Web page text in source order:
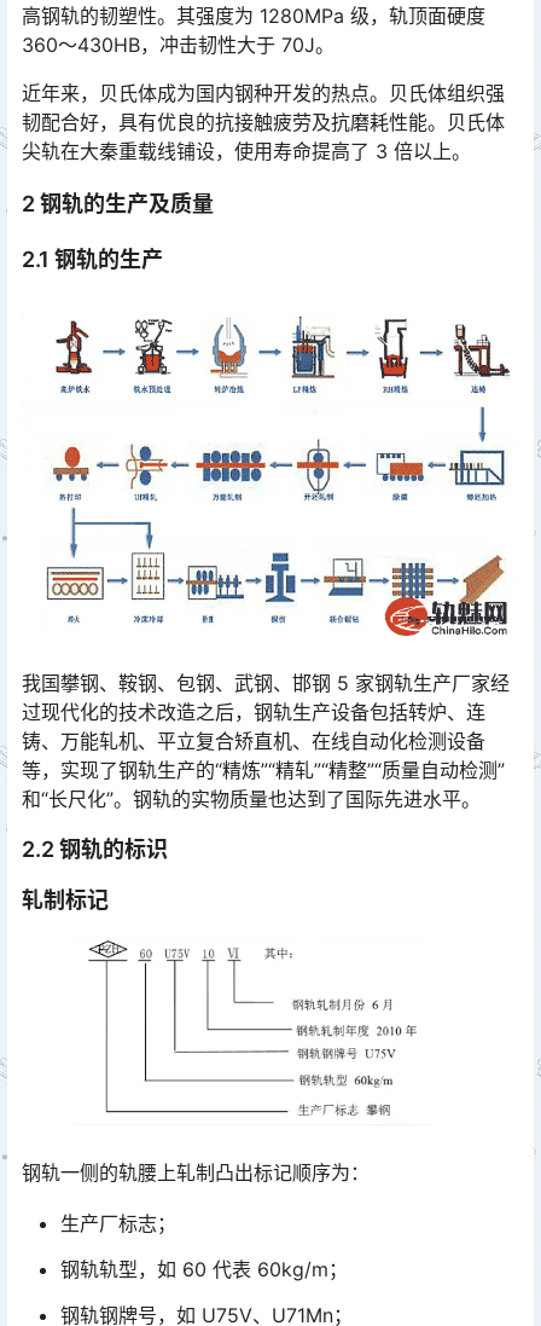
高钢轨的韧塑性。其强度为 1280MPa 级，轨顶面硬度
360～430HB，冲击韧性大于 70J。
近年来，贝氏体成为国内钢种开发的热点。贝氏体组织强
韧配合好，具有优良的抗接触疲劳及抗磨耗性能。贝氏体
尖轨在大秦重载线铺设，使用寿命提高了 3 倍以上。
2 钢轨的生产及质量
2.1 钢轨的生产
我国攀钢、鞍钢、包钢、武钢、邯钢 5 家钢轨生产厂家经
过现代化的技术改造之后，钢轨生产设备包括转炉、连
铸、万能轧机、平立复合矫直机、在线自动化检测设备
等，实现了钢轨生产的“精炼”“精轧”“精整”“质量自动检测”
和“长尺化”。钢轨的实物质量也达到了国际先进水平。󠅅󠅃󠄵󠅂󠄪󠇖󠆨󠆨󠇕󠆞󠆒󠅬󠇘󠆭󠆘󠇙󠆝󠅵󠇗󠆭󠆁󠄐󠇗󠅹󠅸󠇖󠆍󠅳󠇖󠅹󠅰󠇖󠆌󠅹
2.2 钢轨的标识
轧制标记
钢轨一侧的轨腰上轧制凸出标记顺序为：
生产厂标志；
钢轨轨型，如 60 代表 60kg/m；
钢轨钢牌号，如 U75V、U71Mn；